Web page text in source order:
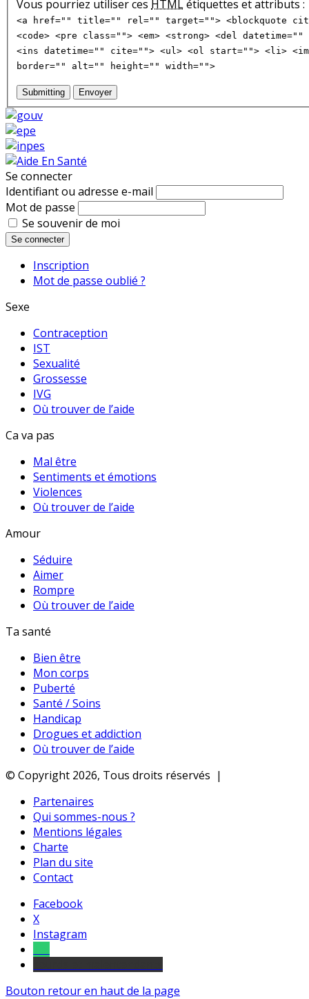
Vous pourriez utiliser ces HTMLétiquettes et attributs :
<a href="" title="" rel="" target=""> <blockquote
<code> <pre class=""> <em> <strong> <del
<ins datetime="" cite=""> <ul> <ol start=""> <li>
border="" alt="" height="" width="">
Submitting Envoyer
Se connecter
Identifiant ou adresse e-mail
Mot de passe
Se souvenir de moi
Se connecter
Inscription
Mot de passe oublié ?
Sexe
Contraception
IST
Sexualité
Grossesse
IVG
Où trouver de l’aide
Ca va pas
Mal être
Sentiments et émotions
Violences
Où trouver de l’aide
Amour
Séduire
Aimer
Rompre
Où trouver de l’aide
Ta santé
Bien être
Mon corps
Puberté
Santé / Soins
Handicap
Drogues et addiction
Où trouver de l’aide
© Copyright 2026, Tous droits réservés |
Partenaires
Qui sommes-nous ?
Mentions légales
Charte
Plan du site
Contact
Facebook
X
Instagram
Bouton retour en haut de la page